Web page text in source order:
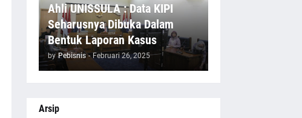
Ahli UNISSULA : Data KIPI
Seharusnya Dibuka Dalam
Bentuk Laporan Kasus
by Pebisnis - Februari 26, 2025
Arsip